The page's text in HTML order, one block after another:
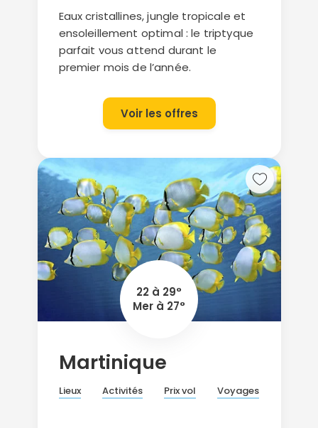
Eaux cristallines, jungle tropicale et
ensoleillement optimal : le triptyque
parfait vous attend durant le
premier mois de l’année.
Voir les offres
22 à 29°
Mer à 27°
Martinique
Lieux Activités Prix vol Voyages